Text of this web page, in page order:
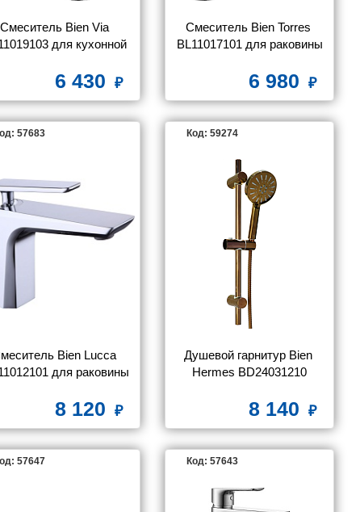
Смеситель Bien Via
для кухонной
6 430
Смеситель Bien Torres
BL11017101 для раковины
6 980
57683
Bien Lucca
для раковины
8 120
Код: 59274
Душевой гарнитур Bien
Hermes BD24031210
8 140
57647 Код: 57643